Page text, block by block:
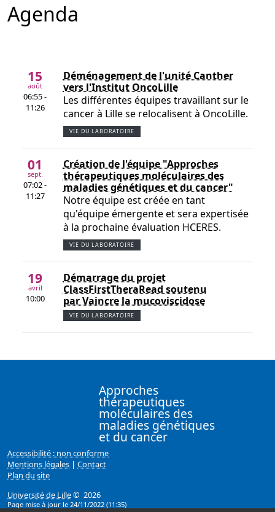
Agenda
15
août
06:55 -
11:26
Déménagement de l'unité Canther
vers l'Institut OncoLille
Les différentes équipes travaillant sur le
cancer à Lille se relocalisent à OncoLille.
VIE DU LABORATOIRE
01
sept.
07:02 -
11:27
Création de l'équipe "Approches
thérapeutiques moléculaires des
maladies génétiques et du cancer"
Notre équipe est créée en tant
qu'équipe émergente et sera expertisée
à la prochaine évaluation HCERES.
VIE DU LABORATOIRE
19
avril
10:00
Démarrage du projet
ClassFirstTheraRead soutenu
par Vaincre la mucoviscidose
VIE DU LABORATOIRE
Approches
thérapeutiques
moléculaires des
maladies génétiques
et du cancer
Accessibilité : non conforme
Mentions légales | Contact
Plan du site
Université de Lille© 2026
Page mise à jour le 24/11/2022 (11:35)